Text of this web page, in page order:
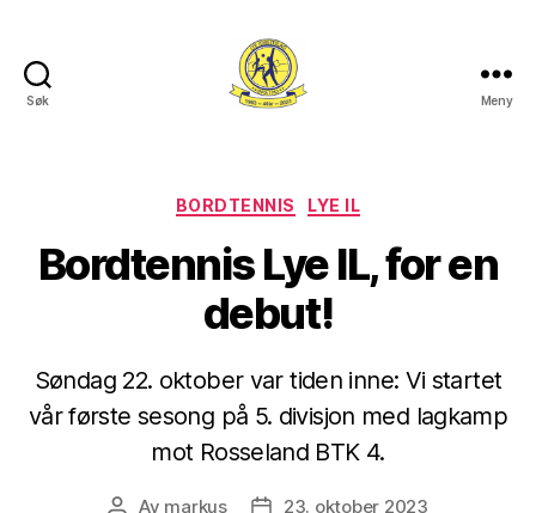
Søk Meny
Kategorier
BORDTENNIS LYE IL
Bordtennis Lye IL, for en
debut!
Søndag 22. oktober var tiden inne: Vi startet
vår første sesong på 5. divisjon med lagkamp
mot Rosseland BTK 4.
Innleggsforfatter
Av markus Publiseringsdato
23. oktober 2023